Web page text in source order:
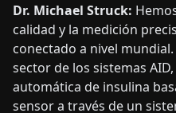
Dr. Michael Struck:
calidad y la medición
conectado a nivel
sector de los sistemas
automática de insulina
sensor a través de un